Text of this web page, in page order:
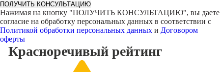
ПОЛУЧИТЬ КОНСУЛЬТАЦИЮ
Нажимая на кнопку "ПОЛУЧИТЬ КОНСУЛЬТАЦИЮ", вы даете
согласие на обработку персональных данных в соответствии с
Политикой обработки персональных данных и Договором
оферты
Красноречивый рейтинг